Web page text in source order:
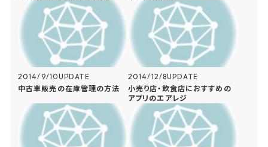
2014/9/10UPDATE
中古車販売の在庫管理の方法
2014/12/8UPDATE
小売り店・飲食店におすすめの
アプリのエアレジ